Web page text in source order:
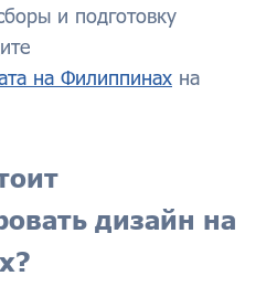
и подготовку
на Филиппинах на
дизайн на